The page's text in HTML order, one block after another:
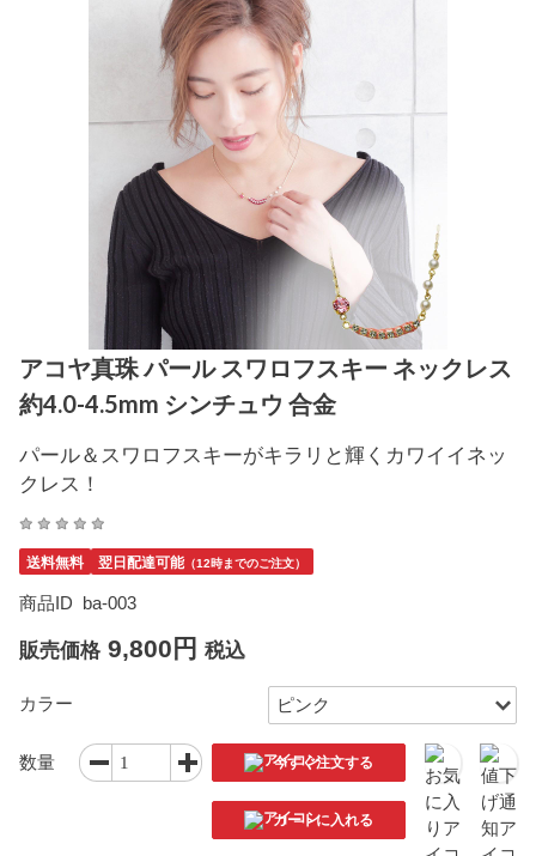
アコヤ真珠 パール スワロフスキー ネックレス
約4.0-4.5mm シンチュウ 合金
パール＆スワロフスキーがキラリと輝くカワイイネッ
クレス！
送料無料 翌日配達可能（12時までのご注文）
商品ID ba-003
販売価格 9,800円 税込
カラー
数量 今すぐ注文する
カートに入れる